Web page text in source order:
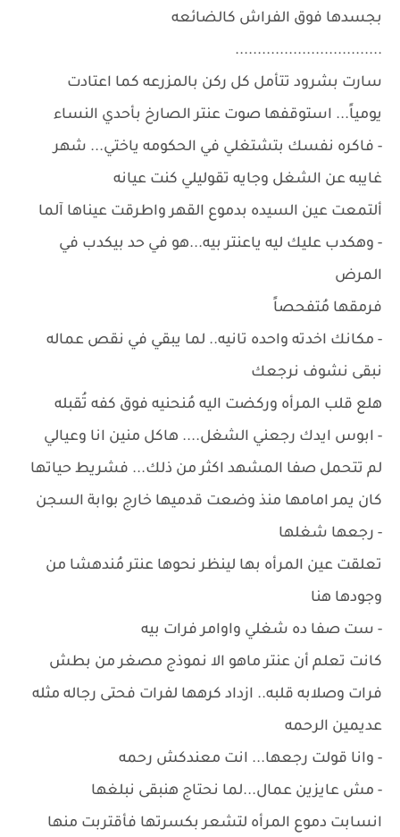
بجسدها فوق الفراش كالضائعه
.................................
سارت بشرود تتأمل كل ركن بالمزرعه كما اعتادت
يومياً... استوقفها صوت عنتر الصارخ بأحدي النساء
- فاكره نفسك بتشتغلي في الحكومه ياختي... شهر
غايبه عن الشغل وجايه تقوليلي كنت عيانه
ألتمعت عين السيده بدموع القهر واطرقت عيناها آلما
- وهكدب عليك ليه ياعنتر بيه...هو في حد بيكدب في
المرض
فرمقها مُتفحصاً
- مكانك اخدته واحده تانيه.. لما يبقي في نقص عماله
نبقى نشوف نرجعك
هلع قلب المرأه وركضت اليه مُنحنيه فوق كفه تُقبله
- ابوس ايدك رجعني الشغل.... هاكل منين انا وعيالي
لم تتحمل صفا المشهد اكثر من ذلك... فشريط حياتها
كان يمر امامها منذ وضعت قدميها خارج بوابة السجن
- رجعها شغلها
تعلقت عين المرأه بها لينظر نحوها عنتر مُندهشا من
وجودها هنا
- ست صفا ده شغلي واوامر فرات بيه
كانت تعلم أن عنتر ماهو الا نموذج مصغر من بطش
فرات وصلابه قلبه.. ازداد كرهها لفرات فحتى رجاله مثله
عديمين الرحمه
- وانا قولت رجعها... انت معندكش رحمه
- مش عايزين عمال...لما نحتاج هنبقى نبلغها
انسابت دموع المرأه لتشعر بكسرتها فأقتربت منها